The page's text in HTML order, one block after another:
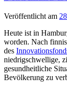
Veröffentlicht am
Heute ist in
worden. Nach
des
niedrigschwellige,
gesundheitliche
Bevölkerung zu